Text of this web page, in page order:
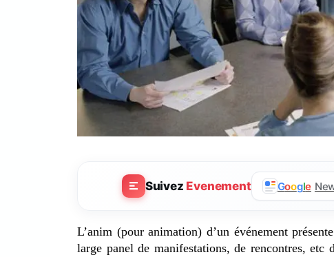
Suivez Evenement Google
L’anim (pour animation) d’un événement
large panel de manifestations, de rencontres, etc